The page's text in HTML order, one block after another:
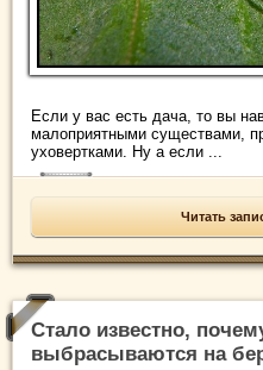
Если у вас есть дача, то вы
малоприятными существами,
уховертками. Ну а если ...
Читать
Стало известно,
выбрасываются на